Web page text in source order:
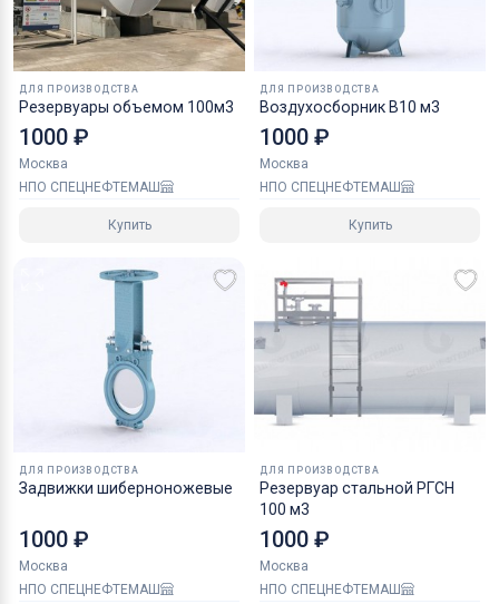
ДЛЯ ПРОИЗВОДСТВА
Резервуары объемом 100м3
1000 ₽
Москва
НПО СПЕЦНЕФТЕМАШ
Купить
ДЛЯ ПРОИЗВОДСТВА
Воздухосборник В10 м3
1000 ₽
Москва
НПО СПЕЦНЕФТЕМАШ
Купить
ДЛЯ ПРОИЗВОДСТВА
Задвижки шиберноножевые
1000 ₽
Москва
НПО СПЕЦНЕФТЕМАШ
ДЛЯ ПРОИЗВОДСТВА
Резервуар стальной РГСН
100 м3
1000 ₽
Москва
НПО СПЕЦНЕФТЕМАШ